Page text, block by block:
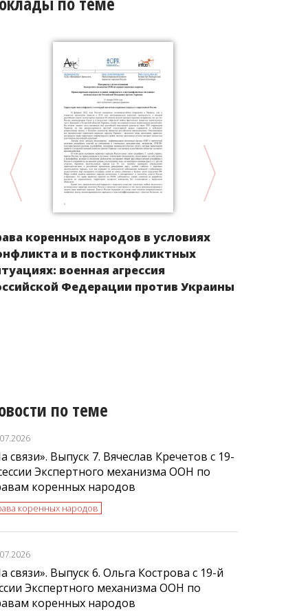
коренных народов в условиях
и в постконфликтных
военная агрессия
Федерации против Украины
по теме
связи». Выпуск 7. Вячеслав Кречетов с 19-
Экспертного механизма ООН по
коренных народов
коренных народов
связи». Выпуск 6. Ольга Кострова с 19-й
Экспертного механизма ООН по
коренных народов